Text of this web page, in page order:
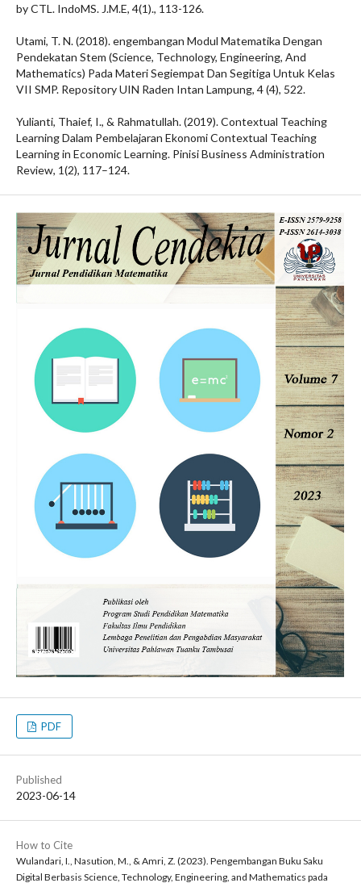
by CTL. IndoMS. J.M.E, 4(1)., 113-126.
Utami, T. N. (2018). engembangan Modul Matematika Dengan
Pendekatan Stem (Science, Technology, Engineering, And
Mathematics) Pada Materi Segiempat Dan Segitiga Untuk Kelas
VII SMP. Repository UIN Raden Intan Lampung, 4 (4), 522.
Yulianti, Thaief, I., & Rahmatullah. (2019). Contextual Teaching
Learning Dalam Pembelajaran Ekonomi Contextual Teaching
Learning in Economic Learning. Pinisi Business Administration
Review, 1(2), 117–124.
PDF
Published
2023-06-14
How to Cite
Wulandari, I., Nasution, M., & Amri, Z. (2023). Pengembangan Buku Saku
Digital Berbasis Science, Technology, Engineering, and Mathematics pada